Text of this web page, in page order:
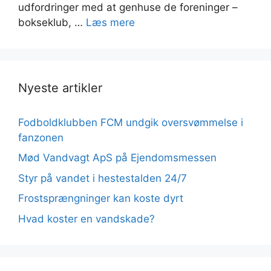
udfordringer med at genhuse de foreninger –
bokseklub, … Læs mere
Nyeste artikler
Fodboldklubben FCM undgik oversvømmelse i
fanzonen
Mød Vandvagt ApS på Ejendomsmessen
Styr på vandet i hestestalden 24/7
Frostsprængninger kan koste dyrt
Hvad koster en vandskade?